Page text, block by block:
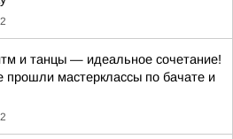
и танцы — идеальное сочетание!
прошли мастерклассы по бачате и